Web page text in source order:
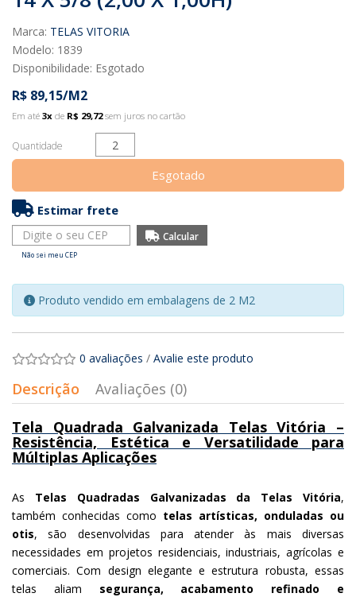
Marca: TELAS VITORIA
Modelo: 1839
Disponibilidade: Esgotado
R$ 89,15/M2
Em até 3x de R$ 29,72sem juros no cartão
Quantidade
Esgotado
Estimar frete
Não sei meu CEP
Produto vendido em embalagens de 2 M2
0 avaliações / Avalie este produto
Descrição
Avaliações (0)
Tela Quadrada Galvanizada Telas Vitória –
Resistência, Estética e Versatilidade para
Múltiplas Aplicações
As Telas Quadradas Galvanizadas da Telas Vitória,
também conhecidas como telas artísticas, onduladas ou
otis, são desenvolvidas para atender às mais diversas
necessidades em projetos residenciais, industriais, agrícolas e
comerciais. Com design elegante e estrutura robusta, essas
telas aliam segurança, acabamento refinado e